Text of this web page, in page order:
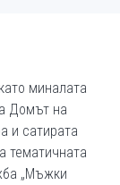
миналата
Домът на
и сатирата
тематичната
„Мъжки